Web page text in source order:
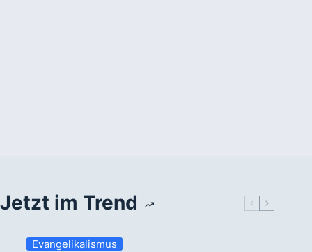
Jetzt im Trend
Evangelikalismus